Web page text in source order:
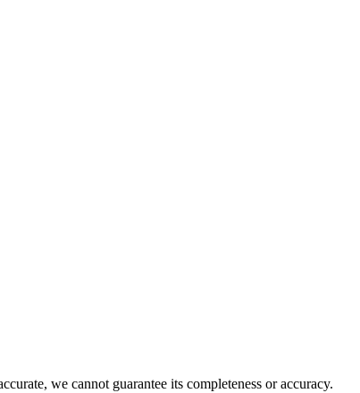
we cannot guarantee its completeness or accuracy.